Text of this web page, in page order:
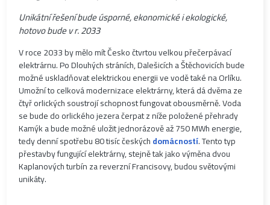
Unikátní řešení bude úsporné, ekonomické i ekologické,
hotovo bude v r. 2033
V roce 2033 by mělo mít Česko čtvrtou velkou přečerpávací
elektrárnu. Po Dlouhých stráních, Dalešicích a Štěchovicích bude
možné uskladňovat elektrickou energii ve vodě také na Orlíku.
Umožní to celková modernizace elektrárny, která dá dvěma ze
čtyř orlických soustrojí schopnost fungovat obousměrně. Voda
se bude do orlického jezera čerpat z níže položené přehrady
Kamýk a bude možné uložit jednorázově až 750 MWh energie,
tedy denní spotřebu 80 tisíc českýchdomácností. Tento typ
přestavby fungující elektrárny, stejně tak jako výměna dvou
Kaplanových turbín za reverzní Francisovy, budou světovými
unikáty.